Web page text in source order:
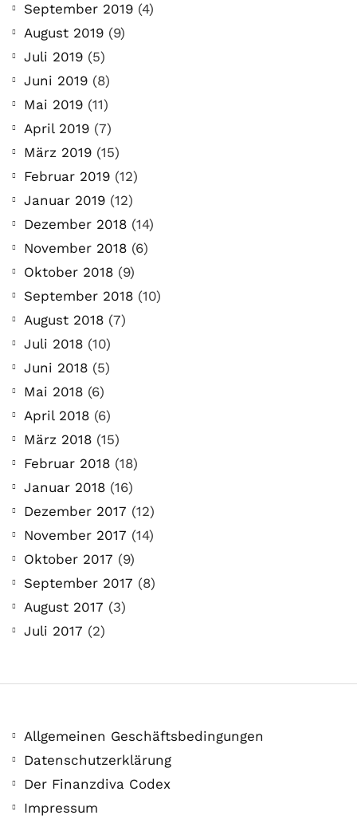
September 2019 (4)
August 2019 (9)
Juli 2019 (5)
Juni 2019 (8)
Mai 2019 (11)
April 2019 (7)
März 2019 (15)
Februar 2019 (12)
Januar 2019 (12)
Dezember 2018 (14)
November 2018 (6)
Oktober 2018 (9)
September 2018 (10)
August 2018 (7)
Juli 2018 (10)
Juni 2018 (5)
Mai 2018 (6)
April 2018 (6)
März 2018 (15)
Februar 2018 (18)
Januar 2018 (16)
Dezember 2017 (12)
November 2017 (14)
Oktober 2017 (9)
September 2017 (8)
August 2017 (3)
Juli 2017 (2)
Allgemeinen Geschäftsbedingungen
Datenschutzerklärung
Der Finanzdiva Codex
Impressum
COMMUNITY
Der Leserbrief der
Woche #2
21. Juli. 2021
Der Leserbrief der Woche Viele Leser
stellen ganz persönliche Fragen. Vielleicht
hast du auch spezielle Fragen im Kopf?
Aber du hast dich bis jetzt nicht getraut sie
zu stellen? Kein Problem!...